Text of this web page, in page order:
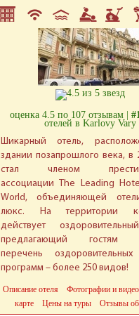
оценка 4.5 по 107 отзывам |
отелей в Karlovy Vary
Шикарный отель,
здании позапрошлого века, в
стал членом
ассоциации The Leading
World, объединяющей
люкс. На территории
действует
предлагающий гостям
перечень
программ – более 250 видов!
Описание отеля Фотографии и видео
карте
Цены на туры Отзывы об